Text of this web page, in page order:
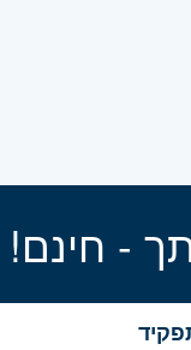
- חינם!